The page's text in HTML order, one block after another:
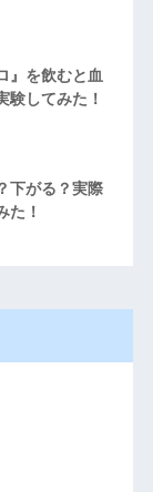
』を飲むと血
験してみた！
下がる？実際
た！